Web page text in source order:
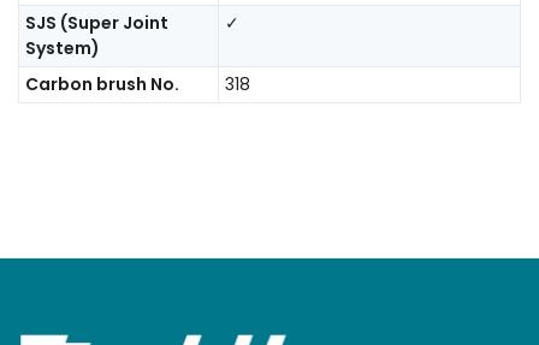
SJS (Super Joint
System)
✓
Carbon brush No. 318